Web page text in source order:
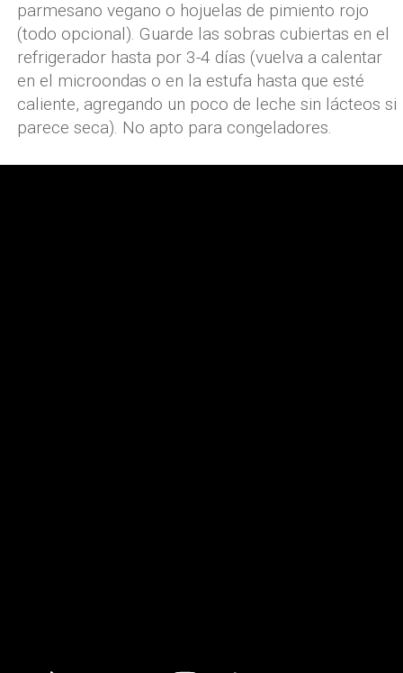
parmesano vegano o hojuelas de pimiento rojo
(todo opcional). Guarde las sobras cubiertas en el
refrigerador hasta por 3-4 días (vuelva a calentar
en el microondas o en la estufa hasta que esté
caliente, agregando un poco de leche sin lácteos si
parece seca). No apto para congeladores.